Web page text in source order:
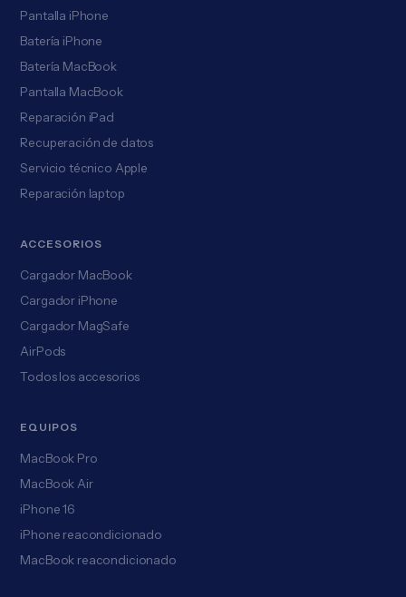
Pantalla iPhone
Batería iPhone
Batería MacBook
Pantalla MacBook
Reparación iPad
Recuperación de datos
Servicio técnico Apple
Reparación laptop
ACCESORIOS
Cargador MacBook
Cargador iPhone
Cargador MagSafe
AirPods
Todos los accesorios
EQUIPOS
MacBook Pro
MacBook Air
iPhone 16
iPhone reacondicionado
MacBook reacondicionado